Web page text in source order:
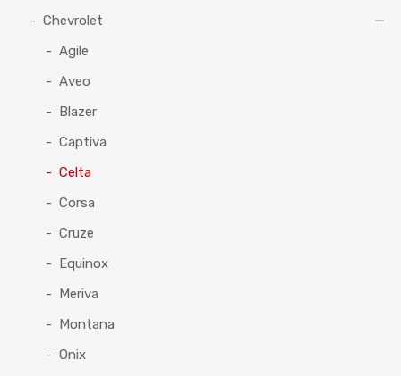
Chevrolet
Agile
Aveo
Blazer
Captiva
Celta
Corsa
Cruze
Equinox
Meriva
Montana
Onix